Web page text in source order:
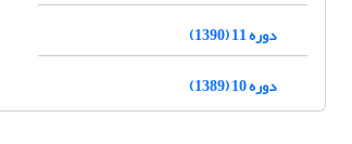
دوره 11 (1390)
دوره 10 (1389)